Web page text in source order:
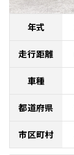
年式
走行距離
車種
都道府県
市区町村